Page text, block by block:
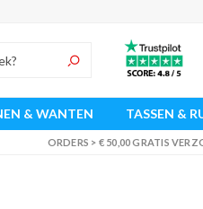
& WANTEN TASSEN &
ORDERS > € 50,00 GRATIS